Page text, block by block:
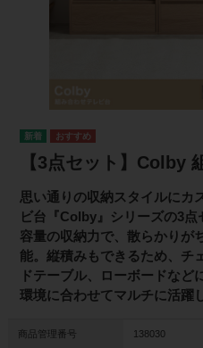
【3点セット】Colby
思い通りの収納スタイルにカ
ビ台『Colby』シリーズの3
容量の収納力で、散らかりが
能。縦積みもできるため、チ
ドテーブル、ローボードな
環境に合わせてマルチに活躍
商品管理番号 138030